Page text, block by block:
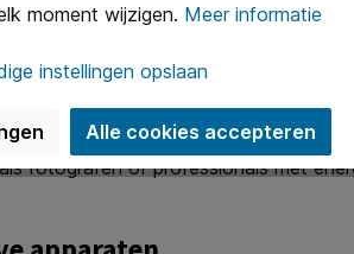
een uitstekende keuze.
fotografen of professionals met
moment wijzigen. Meer informatie
instellingen opslaan
Alle cookies accepteren